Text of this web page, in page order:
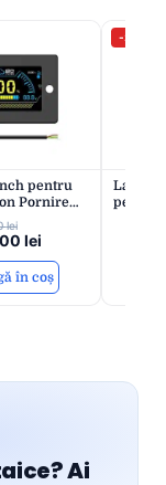
pentru
Pornire
Avansată și
Extinsă
lei
lei
în coș
-35%
Lampă
pentru
Ai